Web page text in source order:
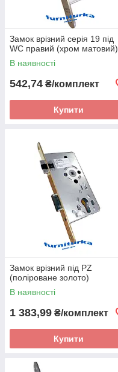
Замок врізний серія 19 під
WC правий (хром матовий)
В наявності
542,74 ₴/комплект
Купити
Замок врізний під PZ
(поліроване золото)
В наявності
1 383,99 ₴/комплект
Купити